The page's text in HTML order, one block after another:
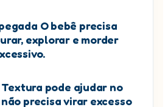
O bebê precisa
explorar e morder
pode ajudar no
precisa virar excesso